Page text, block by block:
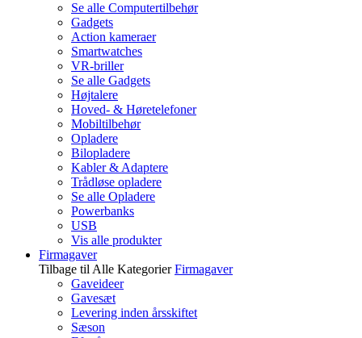
Se alle Computertilbehør
Gadgets
Action kameraer
Smartwatches
VR-briller
Se alle Gadgets
Højtalere
Hoved- & Høretelefoner
Mobiltilbehør
Opladere
Bilopladere
Kabler & Adaptere
Trådløse opladere
Se alle Opladere
Powerbanks
USB
Vis alle produkter
Firmagaver
Tilbage til Alle Kategorier Firmagaver
Gaveideer
Gavesæt
Levering inden årsskiftet
Sæson